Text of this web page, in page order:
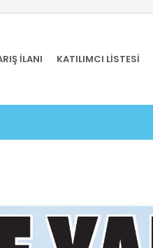
İLANI KATILIMCI LİSTESİ